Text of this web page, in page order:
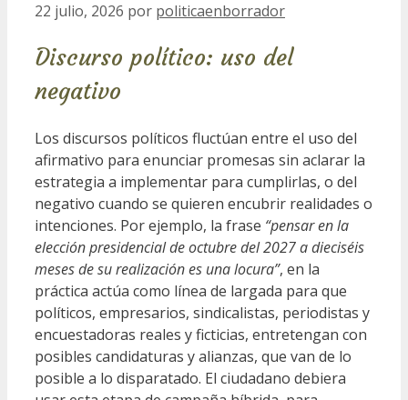
22 julio, 2026 por politicaenborrador
Discurso político: uso del
negativo
Los discursos políticos fluctúan entre el uso del
afirmativo para enunciar promesas sin aclarar la
estrategia a implementar para cumplirlas, o del
negativo cuando se quieren encubrir realidades o
intenciones. Por ejemplo, la frase “pensar en la
elección presidencial de octubre del 2027 a dieciséis
meses de su realización es una locura”, en la
práctica actúa como línea de largada para que
políticos, empresarios, sindicalistas, periodistas y
encuestadoras reales y ficticias, entretengan con
posibles candidaturas y alianzas, que van de lo
posible a lo disparatado. El ciudadano debiera